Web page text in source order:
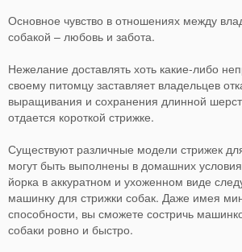
Основное чувство в отношениях между
собакой – любовь и забота.
Нежелание доставлять хоть какие-либо
своему питомцу заставляет владельцев
выращивания и сохранения длинной
отдается короткой стрижке.
Существуют различные модели стрижек
могут быть выполнены в домашних
йорка в аккуратном и ухоженном виде
машинку для стрижки собак. Даже имея
способности, вы сможете состричь
собаки ровно и быстро.